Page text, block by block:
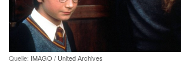
Quelle: IMAGO / United Archives